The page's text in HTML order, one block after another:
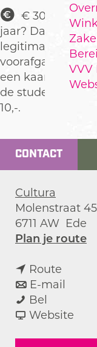
VVV
€ 30,00 Ben
jaar? Dan kun je
legitimatie in de
voorafgaand aan
een kaartje
de studenten/
10,-.
CONTACT
Cultura
Molenstraat 45
6711 AW Ede
Plan je routen
Route
a
r
E-mail
a
Bel
i
Website